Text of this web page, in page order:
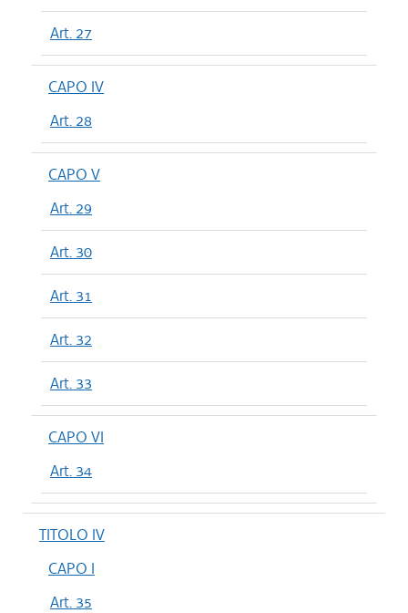
Art. 27
CAPO IV
Art. 28
CAPO V
Art. 29
Art. 30
Art. 31
Art. 32
Art. 33
CAPO VI
Art. 34
TITOLO IV
CAPO I
Art. 35